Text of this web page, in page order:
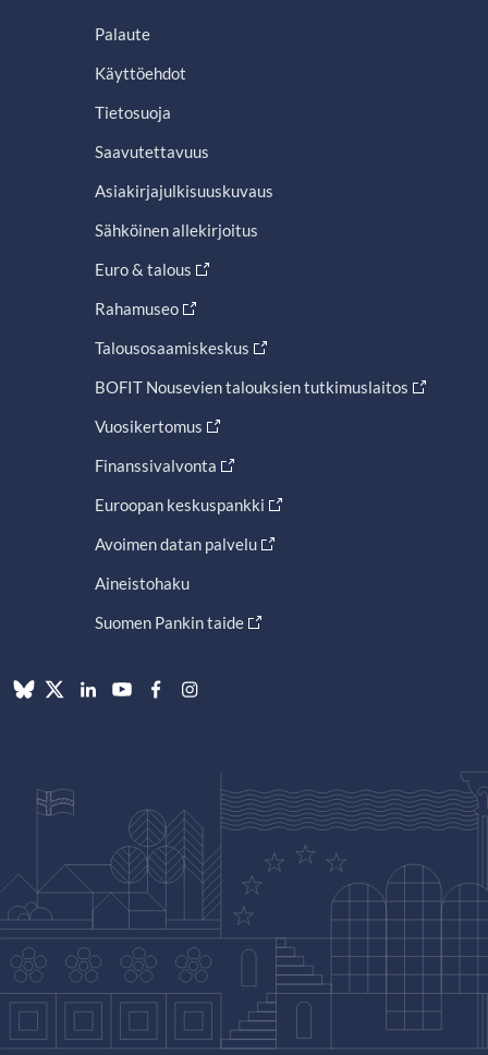
Palaute
Käyttöehdot
Tietosuoja
Saavutettavuus
Asiakirjajulkisuuskuvaus
Sähköinen allekirjoitus
Euro & talous
Rahamuseo
Talousosaamiskeskus
BOFIT Nousevien talouksien tutkimuslaitos
Vuosikertomus
Finanssivalvonta
Euroopan keskuspankki
Avoimen datan palvelu
Aineistohaku
Suomen Pankin taide